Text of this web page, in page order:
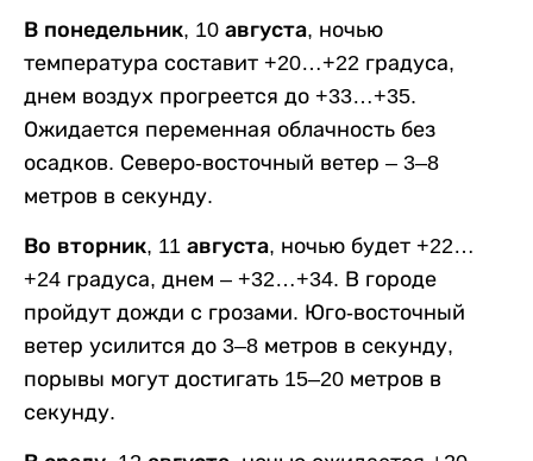
В понедельник, 10 августа, ночью
температура составит +20…+22 градуса,
днем воздух прогреется до +33…+35.
Ожидается переменная облачность без
осадков. Северо-восточный ветер – 3–8
метров в секунду.
Во вторник, 11 августа, ночью будет +22…
+24 градуса, днем – +32…+34. В городе
пройдут дожди с грозами. Юго-восточный
ветер усилится до 3–8 метров в секунду,
порывы могут достигать 15–20 метров в
секунду.